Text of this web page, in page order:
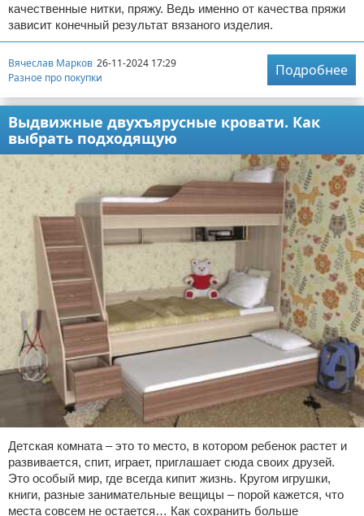
качественные нитки, пряжу. Ведь именно от качества пряжи
зависит конечный результат вязаного изделия.
Вячеслав Марков 26-11-2024 17:29
Разное про покупки
Подробнее
Выдвижные двухъярусные кровати. Как
выбрать подходящую
Детская комната – это то место, в котором ребенок растет и
развивается, спит, играет, приглашает сюда своих друзей.
Это особый мир, где всегда кипит жизнь. Кругом игрушки,
книги, разные занимательные вещицы – порой кажется, что
места совсем не остается… Как сохранить больше